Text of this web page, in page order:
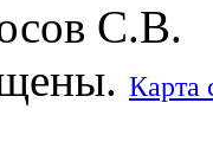
С.В.
Карта